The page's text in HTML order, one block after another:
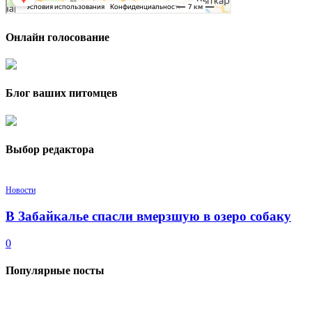
Онлайн голосование
Блог ваших питомцев
Выбор редактора
Новости
В Забайкалье спасли вмерзшую в озеро собаку
0
Популярные посты